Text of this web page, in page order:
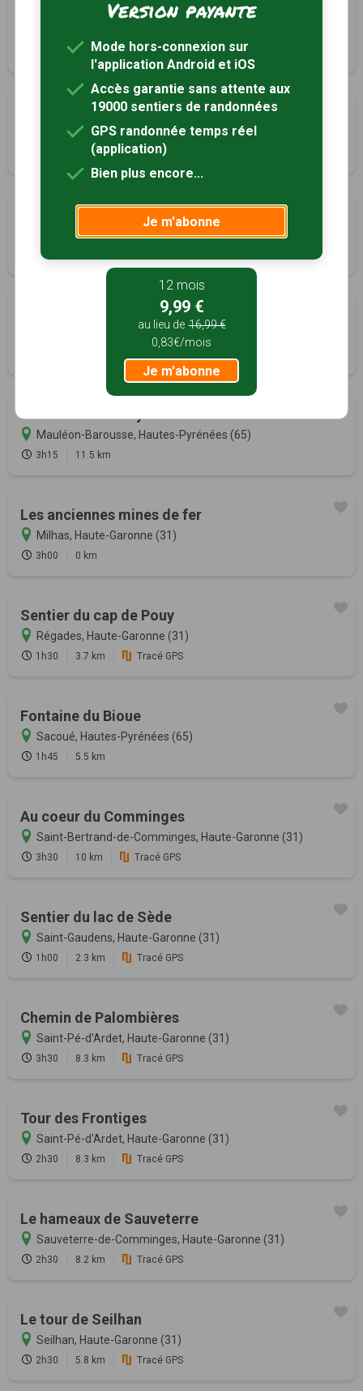
sentier des Quatre-Chênes
7 km
Autour de Malvezie
Malvezie, Haute-Garonne (31)
5.8 km Tracé GPS
le pic du Gar et le pic Saillant
Malvezie, Haute-Garonne (31)
5h30
Mauléon-Barousse, Hautes-Pyrénées (65)
Randonnée de Peyremilla
Mauléon-Barousse, Hautes-Pyrénées (65)
3h15 11.5 km
Les anciennes mines de fer
Milhas, Haute-Garonne (31)
3h00 0 km
Sentier du cap de Pouy
Régades, Haute-Garonne (31)
1h30 3.7 km Tracé GPS
Fontaine du Bioue
Sacoué, Hautes-Pyrénées (65)
1h45 5.5 km
Au coeur du Comminges
Saint-Bertrand-de-Comminges, Haute-Garonne (31)
3h30 10 km Tracé GPS
Sentier du lac de Sède
Saint-Gaudens, Haute-Garonne (31)
1h00 2.3 km Tracé GPS
Chemin de Palombières
Saint-Pé-d'Ardet, Haute-Garonne (31)
3h30 8.3 km Tracé GPS
Tour des Frontiges
Saint-Pé-d'Ardet, Haute-Garonne (31)
2h30 8.3 km Tracé GPS
Le hameaux de Sauveterre
Sauveterre-de-Comminges, Haute-Garonne (31)
2h30 8.2 km Tracé GPS
Le tour de Seilhan
Seilhan, Haute-Garonne (31)
2h30 5.8 km Tracé GPS
Version payante
Mode hors-connexion sur
l'application Android et iOS
Accès garantie sans attente aux
19000 sentiers de randonnées
GPS randonnée temps réel
(application)
Bien plus encore...
Je m'abonne
12 mois
9,99 €
au lieu de 16,99 €
0,83€/mois
Je m'abonne